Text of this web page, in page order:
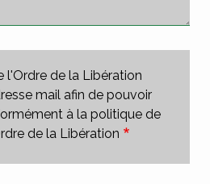
l'Ordre de la Libération
mail afin de pouvoir
à la politique de
de la Libération